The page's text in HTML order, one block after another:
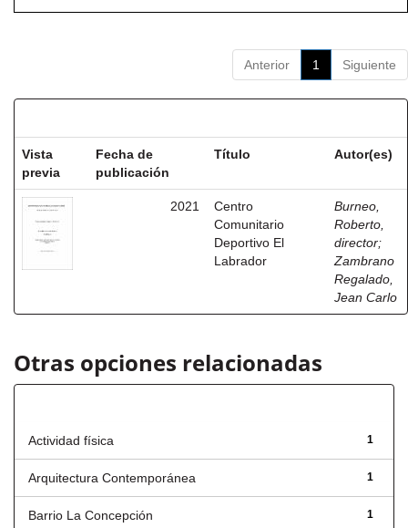
Anterior 1 Siguiente
Vista
previa
Fecha de
publicación
Título Autor(es)
2021
Centro
Comunitario
Deportivo El
Labrador
Burneo,
Roberto,
director;
Zambrano
Regalado,
Jean Carlo
Otras opciones relacionadas
1
Actividad física
1
Arquitectura Contemporánea
1
Barrio La Concepción